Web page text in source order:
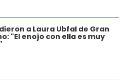
a Laura Ubfal de Gran
"El enojo con ella es muy